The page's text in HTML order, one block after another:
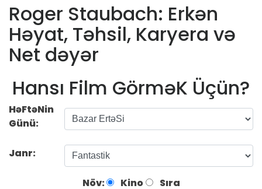
Roger Staubach: Erkən
Həyat, Təhsil, Karyera və
Net dəyər
Hansı Film GörməK Üçün?
HəFtəNin
Günü:
Janr:
Növ: Kino Sıra